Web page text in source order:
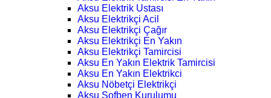
Aksu Elektrik Ustası
Aksu Elektrikçi Acil
Aksu Elektrikçi Çağır
Aksu Elektrikçi En Yakın
Aksu Elektrikçi Tamircisi
Aksu En Yakın Elektrik Tamircisi
Aksu En Yakın Elektrikci
Aksu Nöbetçi Elektrikçi
Aksu Şofben Kurulumu